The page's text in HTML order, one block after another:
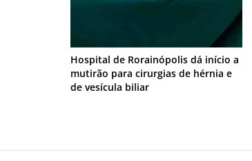
Hospital de Rorainópolis dá início a
mutirão para cirurgias de hérnia e
de vesícula biliar